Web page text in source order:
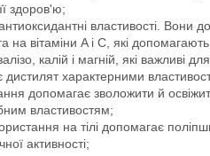
здоров'ю;
властивості. Вони
на вітаміни A і C, які
калій і магній, які важливі
дистилят характерними
допомагає зволожити й
властивостям;
на тілі допомагає
активності;